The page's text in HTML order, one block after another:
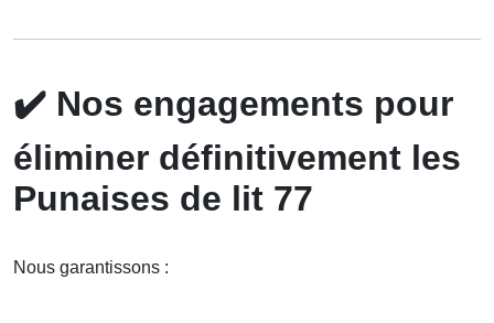
✔️ Nos engagements pour
éliminer définitivement les
Punaises de lit 77
Nous garantissons :